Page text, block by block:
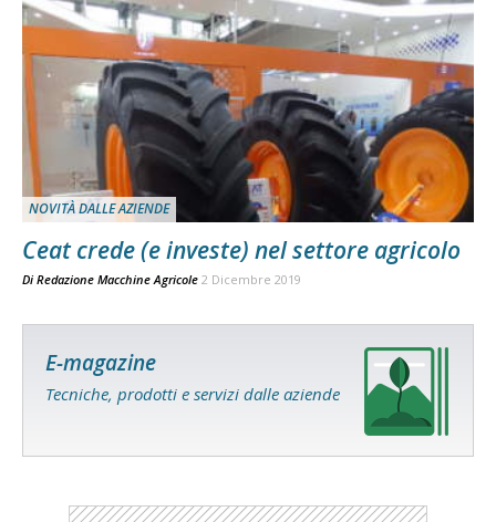
NOVITÀ DALLE AZIENDE
Ceat crede (e investe) nel settore agricolo
Di Redazione Macchine Agricole 2 Dicembre 2019
E-magazine
Tecniche, prodotti e servizi dalle aziende